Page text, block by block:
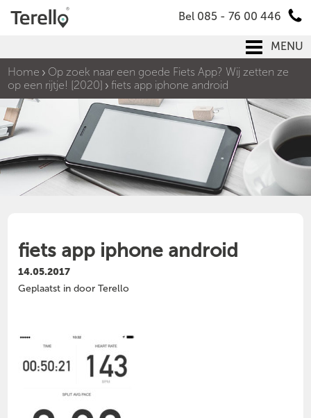
Bel 085 - 76 00 446
MENU
Home
Op zoek naar een goede Fiets App? Wij zetten ze
op een rijtje! [2020]
fiets app iphone android
fiets app iphone android
14.05.2017
Geplaatst in door Terello